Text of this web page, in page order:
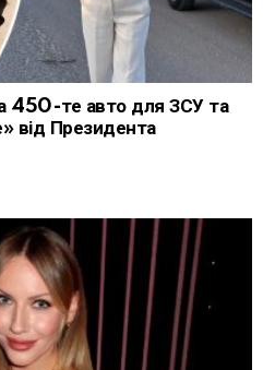
450-те авто для ЗСУ та
від Президента